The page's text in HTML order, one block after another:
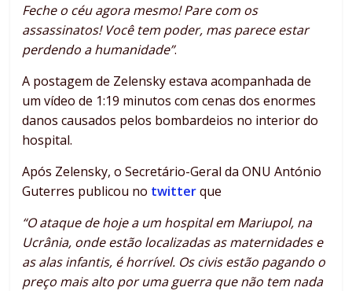
Feche o céu agora mesmo! Pare com os
assassinatos! Você tem poder, mas parece estar
perdendo a humanidade”.
A postagem de Zelensky estava acompanhada de
um vídeo de 1:19 minutos com cenas dos enormes
danos causados pelos bombardeios no interior do
hospital.
Após Zelensky, o Secretário-Geral da ONU António
Guterres publicou no twitterque
“O ataque de hoje a um hospital em Mariupol, na
Ucrânia, onde estão localizadas as maternidades e
as alas infantis, é horrível. Os civis estão pagando o
preço mais alto por uma guerra que não tem nada